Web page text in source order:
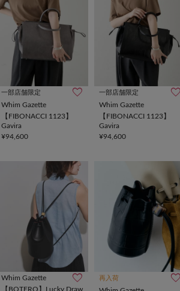
一部店舗限定
Whim Gazette
【FIBONACCI 1123】
Gavira
¥94,600
一部店舗限定
Whim Gazette
【FIBONACCI 1123】
Gavira
¥94,600
Whim Gazette
【BOTERO】Lucky Draw
再入荷